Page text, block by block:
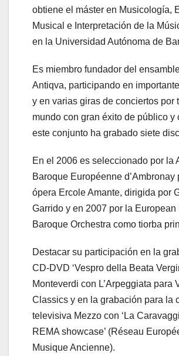
obtiene el máster en Musicología,
Musical e Interpretación de la
en la Universidad Autónoma de
Es miembro fundador del
Antiqva, participando en
y en varias giras de conciertos por
mundo con gran éxito de público y
este conjunto ha grabado siete
En el 2006 es seleccionado por la
Baroque Européenne d’Ambronay
ópera Ercole Amante, dirigida por
Garrido y en 2007 por la European
Baroque Orchestra como tiorba
Destacar su participación en la
CD-DVD ‘Vespro della Beata
Monteverdi con L’Arpeggiata para
Classics y en la grabación para la
televisiva Mezzo con ‘La
REMA showcase’ (Réseau
Musique Ancienne).